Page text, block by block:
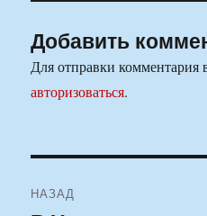
Добавить
Для отправки комментария
авторизоваться.
НАЗАД